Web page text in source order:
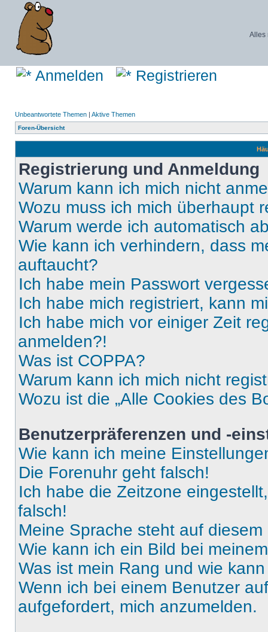
Alles
Anmelden Registrieren
Unbeantwortete Themen | Aktive Themen
Foren-Übersicht
Registrierung und Anmeldung
Warum kann ich mich nicht
Wozu muss ich mich überhaupt
Warum werde ich automatisch
Wie kann ich verhindern, dass
auftaucht?
Ich habe mein Passwort
Ich habe mich registriert, kann
Ich habe mich vor einiger Zeit
anmelden?!
Was ist COPPA?
Warum kann ich mich nicht
Wozu ist die „Alle Cookies des
Benutzerpräferenzen und -
Wie kann ich meine
Die Forenuhr geht falsch!
Ich habe die Zeitzone
falsch!
Meine Sprache steht auf
Wie kann ich ein Bild bei
Was ist mein Rang und wie
Wenn ich bei einem Benutzer
aufgefordert, mich anzumelden.